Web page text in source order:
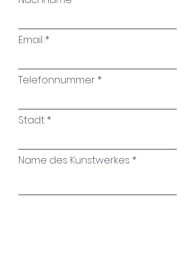
Email
Telefonnummer
Stadt
Name des Kunstwerkes